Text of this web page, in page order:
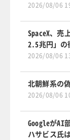
2026/08/06
SpaceX、売
2.5兆円」の
2026/08/06
北朝鮮系の
2026/08/06
GoogleがAI
ハサビス氏